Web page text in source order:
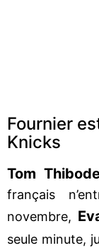
Fournier
Knicks
Tom
français
novembre,
seule minute,